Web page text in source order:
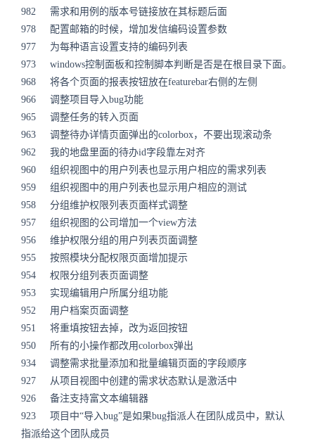
982 需求和用例的版本号链接放在其标题后面
978 配置邮箱的时候，增加发信编码设置参数
977 为每种语言设置支持的编码列表
973 windows控制面板和控制脚本判断是否是在根目录下面。
968 将各个页面的报表按钮放在featurebar右侧的左侧
966 调整项目导入bug功能
965 调整任务的转入页面
963 调整待办详情页面弹出的colorbox，不要出现滚动条
962 我的地盘里面的待办id字段靠左对齐
960 组织视图中的用户列表也显示用户相应的需求列表
959 组织视图中的用户列表也显示用户相应的测试
958 分组维护权限列表页面样式调整
957 组织视图的公司增加一个view方法
956 维护权限分组的用户列表页面调整
955 按照模块分配权限页面增加提示
954 权限分组列表页面调整
953 实现编辑用户所属分组功能
952 用户档案页面调整
951 将重填按钮去掉，改为返回按钮
950 所有的小操作都改用colorbox弹出
934 调整需求批量添加和批量编辑页面的字段顺序
927 从项目视图中创建的需求状态默认是激活中
926 备注支持富文本编辑器
923 项目中“导入bug”是如果bug指派人在团队成员中，默认
指派给这个团队成员